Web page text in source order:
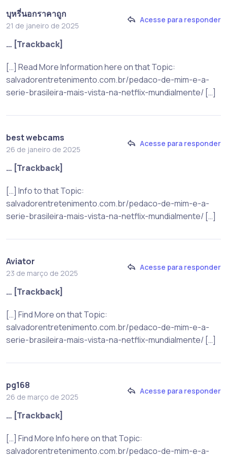
บุหรี่นอกราคาถูก
21 de janeiro de 2025
Acesse para responder
… [Trackback]
[…] Read More Information here on that Topic:
salvadorentretenimento.com.br/pedaco-de-mim-e-a-
serie-brasileira-mais-vista-na-netflix-mundialmente/ […]
best webcams
26 de janeiro de 2025
Acesse para responder
… [Trackback]
[…] Info to that Topic:
salvadorentretenimento.com.br/pedaco-de-mim-e-a-
serie-brasileira-mais-vista-na-netflix-mundialmente/ […]
Aviator
23 de março de 2025
Acesse para responder
… [Trackback]
[…] Find More on that Topic:
salvadorentretenimento.com.br/pedaco-de-mim-e-a-
serie-brasileira-mais-vista-na-netflix-mundialmente/ […]
pg168
26 de março de 2025
Acesse para responder
… [Trackback]
[…] Find More Info here on that Topic:
salvadorentretenimento.com.br/pedaco-de-mim-e-a-